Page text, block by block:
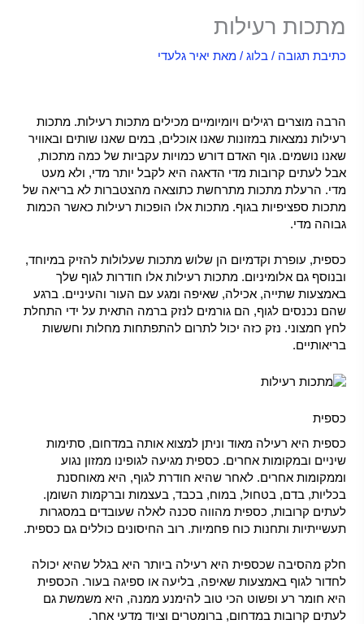
מתכות רעילות
כתיבת תגובה /בלוג / מאת יאיר גלעדי
הרבה מוצרים רגילים ויומיומיים מכילים מתכות רעילות. מתכות
רעילות נמצאות במזונות שאנו אוכלים, במים שאנו שותים ובאוויר
שאנו נושמים. גוף האדם דורש כמויות עקביות של כמה מתכות,
אבל לעתים קרובות מדי הדאגה היא לקבל יותר מדי, ולא מעט
מדי. הרעלת מתכות מתרחשת כתוצאה מהצטברות לא בריאה של
מתכות ספציפיות בגוף. מתכות אלו הופכות רעילות כאשר הכמות
גבוהה מדי.
כספית, עופרת וקדמיום הן שלוש מתכות שעלולות להזיק במיוחד,
ובנוסף גם אלומיניום. מתכות רעילות אלו חודרות לגוף שלך
באמצעות שתייה, אכילה, שאיפה ומגע עם העור והעיניים. ברגע
שהם נכנסים לגוף, הם גורמים לנזק ברמה התאית על ידי התחלת
לחץ חמצוני. נזק כזה יכול לתרום להתפתחות מחלות וחששות
בריאותיים.
כספית
כספית היא רעילה מאוד וניתן למצוא אותה במדחום, סתימות
שיניים ובמקומות אחרים. כספית מגיעה לגופינו ממזון נגוע
וממקומות אחרים. לאחר שהיא חודרת לגוף, היא מאוחסנת
בכליות, בדם, בטחול, במוח, בכבד, בעצמות וברקמות השומן.
לעתים קרובות, כספית מהווה סכנה לאלה שעובדים במסגרות
תעשייתיות ותחנות כוח פחמיות. רוב החיסונים כוללים גם כספית.
חלק מהסיבה שכספית היא רעילה ביותר היא בגלל שהיא יכולה
לחדור לגוף באמצעות שאיפה, בליעה או ספיגה בעור. הכספית
היא חומר רע ופשוט הכי טוב להימנע ממנה, היא משמשת גם
לעתים קרובות במדחום, ברומטרים וציוד מדעי אחר.